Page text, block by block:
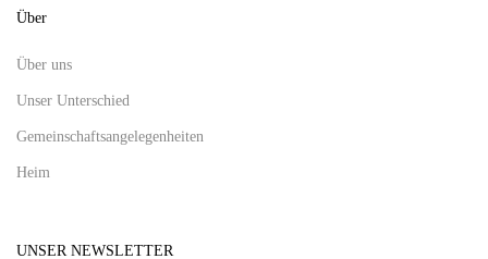
Über
Über uns
Unser Unterschied
Gemeinschaftsangelegenheiten
Heim
UNSER NEWSLETTER